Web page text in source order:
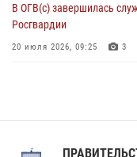
В ОГВ(с) завершилась
Росгвардии
20 июля 2026, 09:25 3